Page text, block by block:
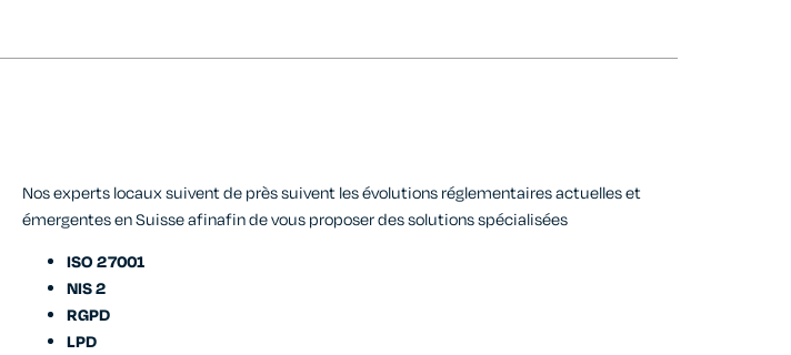
Nos experts locaux suivent de prèssuiventles évolutions réglementaires actuelles et
émergentes en Suisseafinafin de vous proposer des solutions spécialisées
ISO 27001
NIS 2
RGPD
LPD